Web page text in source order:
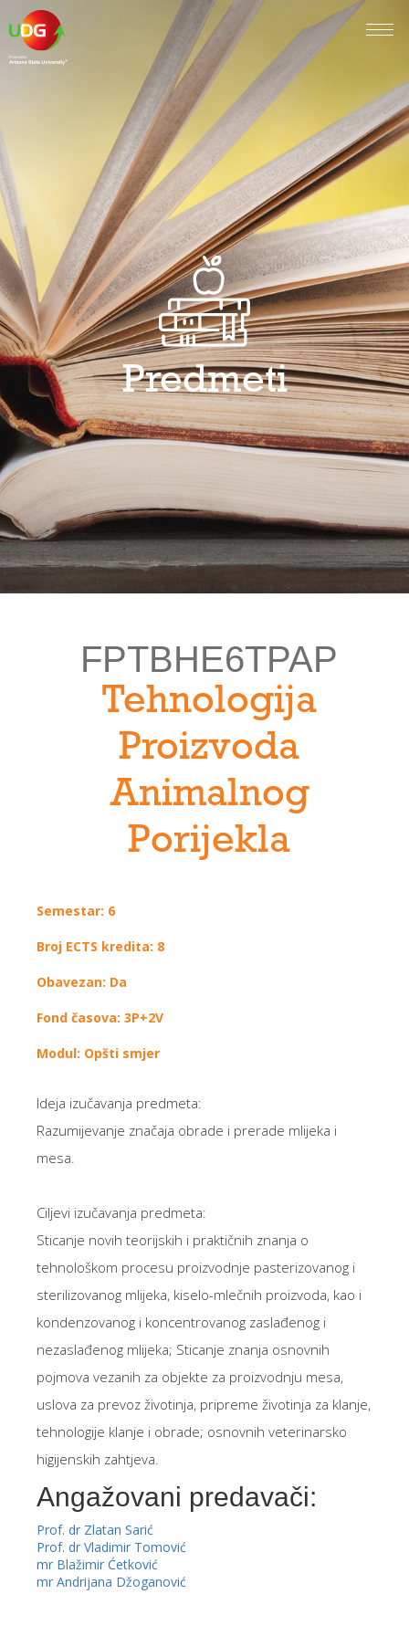
Predmeti
FPTBHE6TPAP
Tehnologija
Proizvoda
Animalnog
Porijekla
Semestar: 6
Broj ECTS kredita: 8
Obavezan: Da
Fond časova: 3P+2V
Modul: Opšti smjer
Ideja izučavanja predmeta:
Razumijevanje značaja obrade i prerade mlijeka i
mesa.
Ciljevi izučavanja predmeta:
Sticanje novih teorijskih i praktičnih znanja o
tehnološkom procesu proizvodnje pasterizovanog i
sterilizovanog mlijeka, kiselo-mlečnih proizvoda, kao i
kondenzovanog i koncentrovanog zaslađenog i
nezaslađenog mlijeka; Sticanje znanja osnovnih
pojmova vezanih za objekte za proizvodnju mesa,
uslova za prevoz životinja, pripreme životinja za klanje,
tehnologije klanje i obrade; osnovnih veterinarsko
higijenskih zahtjeva.
Angažovani predavači:
Prof. dr Zlatan Sarić
Prof. dr Vladimir Tomović
mr Blažimir Ćetković
mr Andrijana Džoganović